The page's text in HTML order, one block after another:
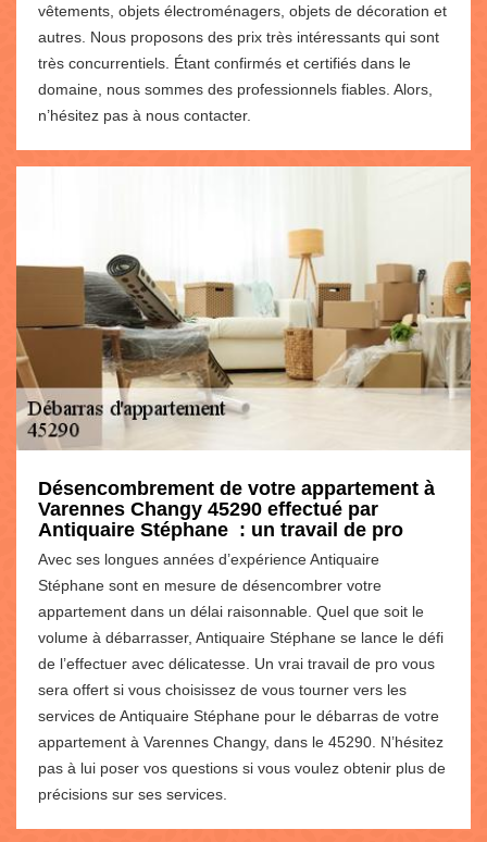
vêtements, objets électroménagers, objets de décoration et
autres. Nous proposons des prix très intéressants qui sont
très concurrentiels. Étant confirmés et certifiés dans le
domaine, nous sommes des professionnels fiables. Alors,
n’hésitez pas à nous contacter.
Désencombrement de votre appartement à
Varennes Changy 45290 effectué par
Antiquaire Stéphane : un travail de pro
Avec ses longues années d’expérience Antiquaire
Stéphane sont en mesure de désencombrer votre
appartement dans un délai raisonnable. Quel que soit le
volume à débarrasser, Antiquaire Stéphane se lance le défi
de l’effectuer avec délicatesse. Un vrai travail de pro vous
sera offert si vous choisissez de vous tourner vers les
services de Antiquaire Stéphane pour le débarras de votre
appartement à Varennes Changy, dans le 45290. N’hésitez
pas à lui poser vos questions si vous voulez obtenir plus de
précisions sur ses services.